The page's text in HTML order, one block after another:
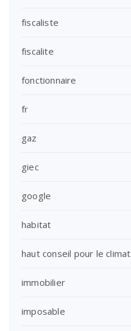
fiscaliste
fiscalite
fonctionnaire
fr
gaz
giec
google
habitat
haut conseil pour le climat
immobilier
imposable